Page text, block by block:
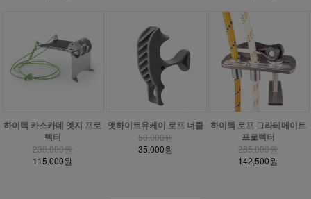
하이텍 카스카데 엣지 프로
텍터
230,000원
115,000원
앳하이트유케이 로프 너클
50,000원
35,000원
하이텍 로프 그라테메이트
프로텍터
285,000원
142,500원